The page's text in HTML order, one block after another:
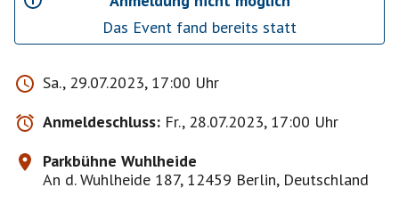
Das Event fand bereits statt
Sa., 29.07.2023, 17:00 Uhr
Anmeldeschluss: Fr., 28.07.2023, 17:00 Uhr
Parkbühne Wuhlheide
An d. Wuhlheide 187, 12459 Berlin, Deutschland